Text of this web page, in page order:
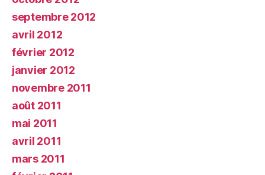
septembre 2012
avril 2012
février 2012
janvier 2012
novembre 2011
août 2011
mai 2011
avril 2011
mars 2011